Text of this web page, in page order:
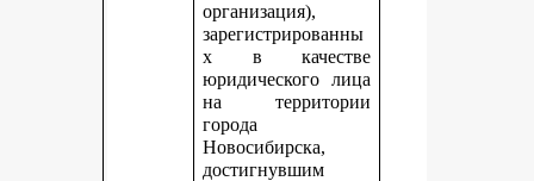
организация),
зарегистрированны
х в качестве
юридического лица
на территории
города
Новосибирска,
достигнувшим